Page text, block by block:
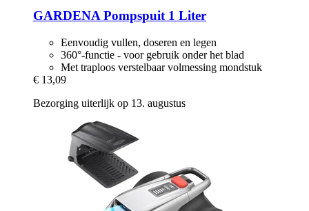
GARDENAPompspuit 1 Liter
Eenvoudig vullen, doseren en legen
360°-functie - voor gebruik onder het blad
Met traploos verstelbaar volmessing mondstuk
€ 13,09
Bezorging uiterlijk op 13. augustus